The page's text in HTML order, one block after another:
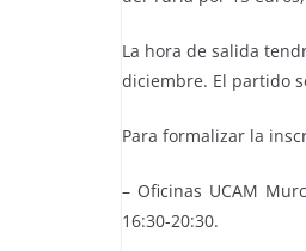
La hora de salida
diciembre. El partido
Para formalizar la
– Oficinas UCAM
16:30-20:30.